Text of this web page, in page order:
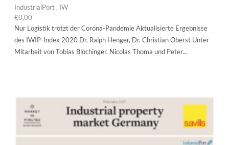
IndustrialPort , IW
€0,00
Nur Logistik trotzt der Corona-Pandemie Aktualisierte Ergebnisse
des IWIP-Index 2020 Dr. Ralph Henger, Dr. Christian Oberst Unter
Mitarbeit von Tobias Blöchinger, Nicolas Thoma und Peter...